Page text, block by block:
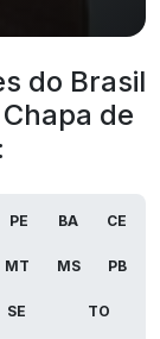
do Brasil
de
PE BA CE
MT MS PB
SE TO